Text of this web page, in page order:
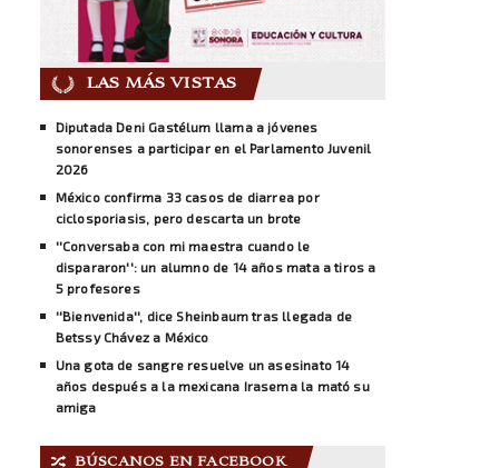
LAS MÁS VISTAS
Diputada Deni Gastélum llama a jóvenes
sonorenses a participar en el Parlamento Juvenil
2026
México confirma 33 casos de diarrea por
ciclosporiasis, pero descarta un brote
''Conversaba con mi maestra cuando le
dispararon'': un alumno de 14 años mata a tiros a
5 profesores
''Bienvenida'', dice Sheinbaum tras llegada de
Betssy Chávez a México
Una gota de sangre resuelve un asesinato 14
años después a la mexicana Irasema la mató su
amiga
🔀 BÚSCANOS EN FACEBOOK